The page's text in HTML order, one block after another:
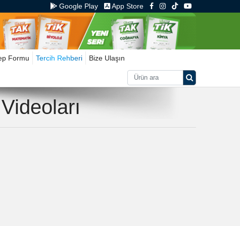
Google Play App Store
Tercih Rehberi
Formu Bize Ulaşın